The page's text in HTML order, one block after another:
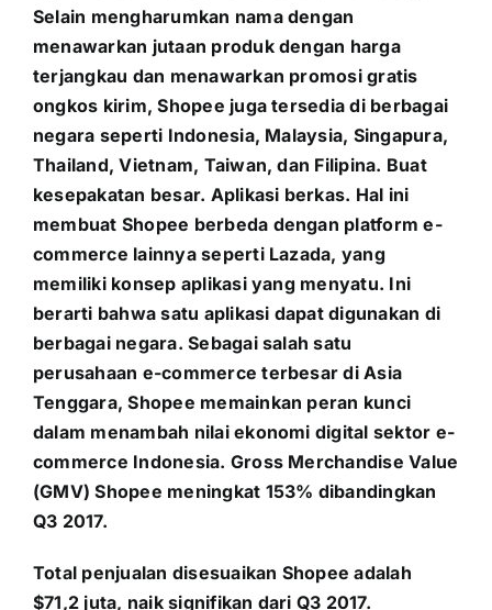
Selain mengharumkan nama dengan
menawarkan jutaan produk dengan harga
terjangkau dan menawarkan promosi gratis
ongkos kirim, Shopee juga tersedia di berbagai
negara seperti Indonesia, Malaysia, Singapura,
Thailand, Vietnam, Taiwan, dan Filipina. Buat
kesepakatan besar. Aplikasi berkas. Hal ini
membuat Shopee berbeda dengan platform e-
commerce lainnya seperti Lazada, yang
memiliki konsep aplikasi yang menyatu. Ini
berarti bahwa satu aplikasi dapat digunakan di
berbagai negara. Sebagai salah satu
perusahaan e-commerce terbesar di Asia
Tenggara, Shopee memainkan peran kunci
dalam menambah nilai ekonomi digital sektor e-
commerce Indonesia. Gross Merchandise Value
(GMV) Shopee meningkat 153% dibandingkan
Q3 2017.
Total penjualan disesuaikan Shopee adalah
$71,2 juta, naik signifikan dari Q3 2017.